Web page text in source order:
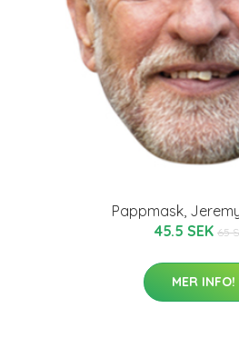
Pappmask,
45.5 SEK 65
MER INFO!